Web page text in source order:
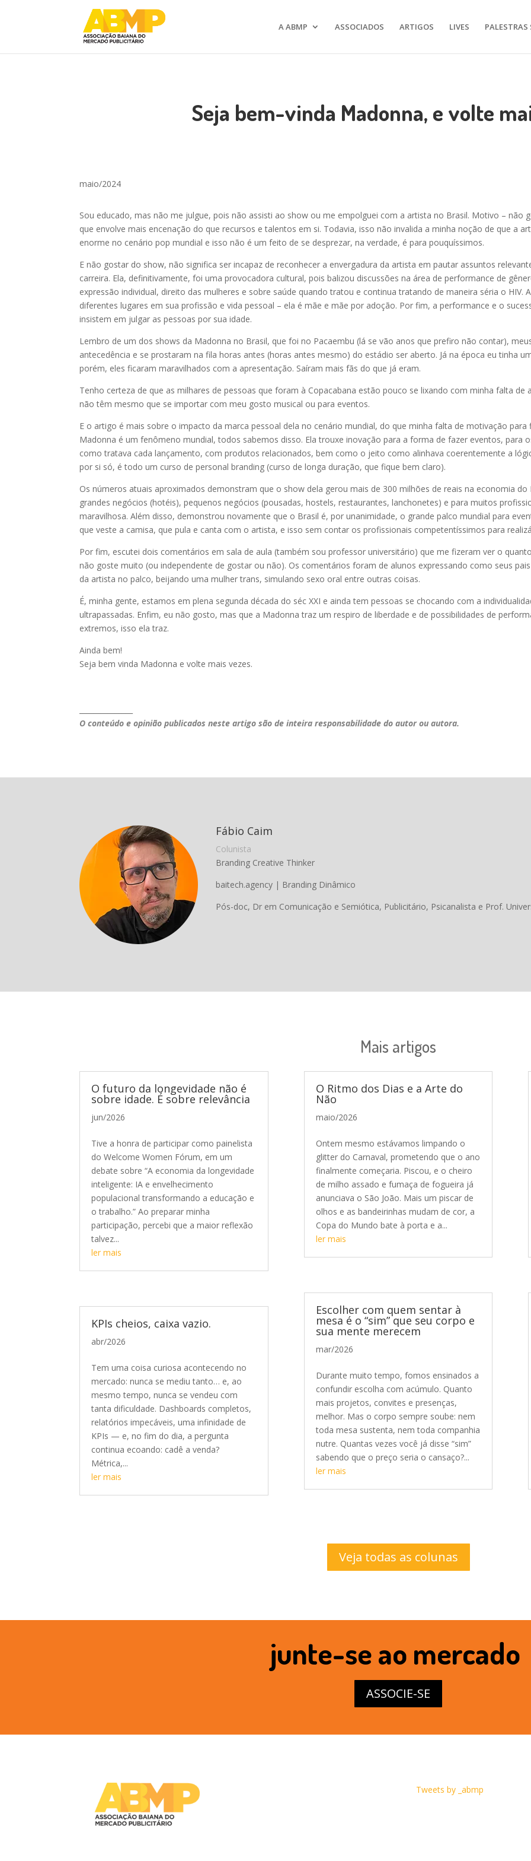
A ABMP ASSOCIADOS ARTIGOS LIVES PALESTRAS
Seja bem-vinda Madonna, e volte
maio/2024
Sou educado, mas não me julgue, pois não assisti ao show ou me empolguei com a artista no Brasil. Motivo – não
que envolve mais encenação do que recursos e talentos em si. Todavia, isso não invalida a minha noção de que a
enorme no cenário pop mundial e isso não é um feito de se desprezar, na verdade, é para pouquíssimos.
E não gostar do show, não significa ser incapaz de reconhecer a envergadura da artista em pautar assuntos
carreira. Ela, definitivamente, foi uma provocadora cultural, pois balizou discussões na área de performance de
expressão individual, direito das mulheres e sobre saúde quando tratou e continua tratando de maneira séria o HIV.
diferentes lugares em sua profissão e vida pessoal – ela é mãe e mãe por adoção. Por fim, a performance e o
insistem em julgar as pessoas por sua idade.
Lembro de um dos shows da Madonna no Brasil, que foi no Pacaembu (lá se vão anos que prefiro não contar),
antecedência e se prostaram na fila horas antes (horas antes mesmo) do estádio ser aberto. Já na época eu tinha
porém, eles ficaram maravilhados com a apresentação. Saíram mais fãs do que já eram.
Tenho certeza de que as milhares de pessoas que foram à Copacabana estão pouco se lixando com minha falta
não têm mesmo que se importar com meu gosto musical ou para eventos.
E o artigo é mais sobre o impacto da marca pessoal dela no cenário mundial, do que minha falta de motivação
Madonna é um fenômeno mundial, todos sabemos disso. Ela trouxe inovação para a forma de fazer eventos, para
como tratava cada lançamento, com produtos relacionados, bem como o jeito como alinhava coerentemente a
por si só, é todo um curso de personal branding (curso de longa duração, que fique bem claro).
Os números atuais aproximados demonstram que o show dela gerou mais de 300 milhões de reais na economia do
grandes negócios (hotéis), pequenos negócios (pousadas, hostels, restaurantes, lanchonetes) e para muitos
maravilhosa. Além disso, demonstrou novamente que o Brasil é, por unanimidade, o grande palco mundial para
que veste a camisa, que pula e canta com o artista, e isso sem contar os profissionais competentíssimos para
Por fim, escutei dois comentários em sala de aula (também sou professor universitário) que me fizeram ver o
não goste muito (ou independente de gostar ou não). Os comentários foram de alunos expressando como seus
da artista no palco, beijando uma mulher trans, simulando sexo oral entre outras coisas.
É, minha gente, estamos em plena segunda década do séc XXI e ainda tem pessoas se chocando com a
ultrapassadas. Enfim, eu não gosto, mas que a Madonna traz um respiro de liberdade e de possibilidades de
extremos, isso ela traz.
Ainda bem!
Seja bem vinda Madonna e volte mais vezes.
O conteúdo e opinião publicados neste artigo são de inteira responsabilidade do autor ou autora.
Fábio Caim
Colunista
Branding Creative Thinker
baitech.agency | Branding Dinâmico
Pós-doc, Dr em Comunicação e Semiótica, Publicitário, Psicanalista e Prof.
Mais artigos
O futuro da longevidade não é
sobre idade. É sobre relevância
jun/2026
Tive a honra de participar como painelista
do Welcome Women Fórum, em um
debate sobre “A economia da longevidade
inteligente: IA e envelhecimento
populacional transformando a educação e
o trabalho.” Ao preparar minha
participação, percebi que a maior reflexão
talvez...
ler mais
KPIs cheios, caixa vazio.
abr/2026
Tem uma coisa curiosa acontecendo no
mercado: nunca se mediu tanto… e, ao
mesmo tempo, nunca se vendeu com
tanta dificuldade. Dashboards completos,
relatórios impecáveis, uma infinidade de
KPIs — e, no fim do dia, a pergunta
continua ecoando: cadê a venda?
Métrica,...
ler mais
O Ritmo dos Dias e a Arte do
Não
maio/2026
Ontem mesmo estávamos limpando o
glitter do Carnaval, prometendo que o ano
finalmente começaria. Piscou, e o cheiro
de milho assado e fumaça de fogueira já
anunciava o São João. Mais um piscar de
olhos e as bandeirinhas mudam de cor, a
Copa do Mundo bate à porta e a...
ler mais
Escolher com quem sentar à
mesa é o “sim” que seu corpo e
sua mente merecem
mar/2026
Durante muito tempo, fomos ensinados a
confundir escolha com acúmulo. Quanto
mais projetos, convites e presenças,
melhor. Mas o corpo sempre soube: nem
toda mesa sustenta, nem toda companhia
nutre. Quantas vezes você já disse “sim”
sabendo que o preço seria o cansaço?...
ler mais
Veja todas as colunas
junte-se ao mercado
ASSOCIE-SE
Tweets by _abmp